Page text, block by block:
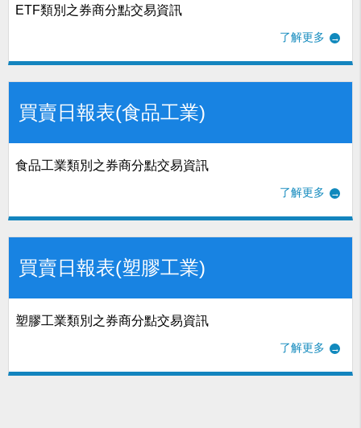
ETF類別之券商分點交易資訊
了解更多
買賣日報表(食品工業)
食品工業類別之券商分點交易資訊
了解更多
買賣日報表(塑膠工業)
塑膠工業類別之券商分點交易資訊
了解更多